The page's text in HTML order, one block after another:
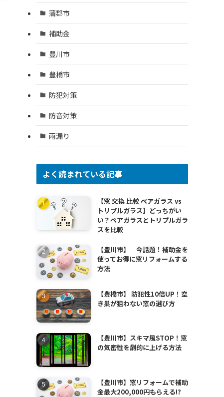
蒲郡市
補助金
豊川市
豊橋市
防犯対策
防音対策
雨漏り
よく読まれている記事
【窓 交換 比較 ペアガラス vs
トリプルガラス】どっちがい
い？ペアガラスとトリプルガラ
スを比較
【豊川市】 今話題！補助金を
使ってお得に窓リフォームする
方法
【豊橋市】 防犯性10倍UP！空
き巣が狙わない窓の選び方
【豊川市】スキマ風STOP！窓
の気密性を劇的に上げる方法
【豊川市】窓リフォームで補助
金最大200,000円もらえる!?